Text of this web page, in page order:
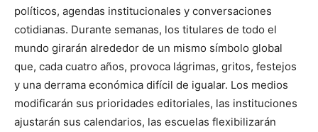
políticos, agendas institucionales y conversaciones
cotidianas. Durante semanas, los titulares de todo el
mundo girarán alrededor de un mismo símbolo global
que, cada cuatro años, provoca lágrimas, gritos, festejos
y una derrama económica difícil de igualar. Los medios
modificarán sus prioridades editoriales, las instituciones
ajustarán sus calendarios, las escuelas flexibilizarán